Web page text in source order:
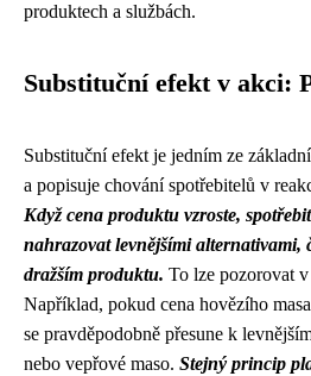
produktech a službách.
Substituční efekt v akci:
Substituční efekt je jedním ze
a popisuje chování spotřebitelů v
Když cena produktu vzroste,
nahrazovat levnějšími alternativami,
dražším produktu. To lze pozorovat
Například, pokud cena hovězího
se pravděpodobně přesune k
nebo vepřové maso. Stejný princip